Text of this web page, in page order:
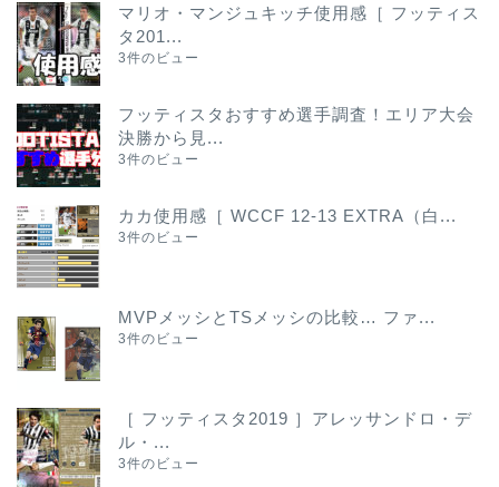
マリオ・マンジュキッチ使用感［ フッティス
タ201...
3件のビュー
フッティスタおすすめ選手調査！エリア大会
決勝から見...
3件のビュー
カカ使用感［ WCCF 12-13 EXTRA（白...
3件のビュー
MVPメッシとTSメッシの比較… ファ...
3件のビュー
［ フッティスタ2019 ］アレッサンドロ・デ
ル・...
3件のビュー